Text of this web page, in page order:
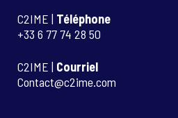
C2IME | Téléphone
+33 6 77 74 28 50
C2IME | Courriel
Contact@c2ime.com